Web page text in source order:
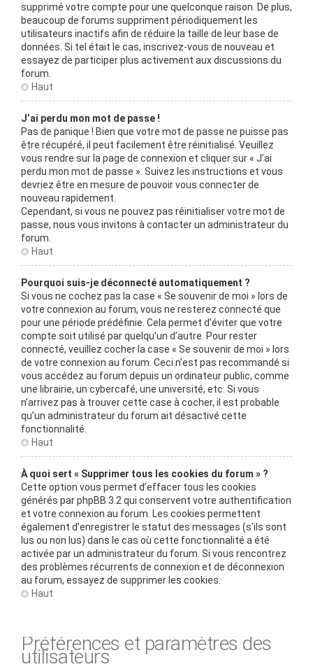
supprimé votre compte pour une quelconque raison. De plus,
beaucoup de forums suppriment périodiquement les
utilisateurs inactifs afin de réduire la taille de leur base de
données. Si tel était le cas, inscrivez-vous de nouveau et
essayez de participer plus activement aux discussions du
forum.
Haut
J’ai perdu mon mot de passe !
Pas de panique ! Bien que votre mot de passe ne puisse pas
être récupéré, il peut facilement être réinitialisé. Veuillez
vous rendre sur la page de connexion et cliquer sur « J’ai
perdu mon mot de passe ». Suivez les instructions et vous
devriez être en mesure de pouvoir vous connecter de
nouveau rapidement.
Cependant, si vous ne pouvez pas réinitialiser votre mot de
passe, nous vous invitons à contacter un administrateur du
forum.
Haut
Pourquoi suis-je déconnecté automatiquement ?
Si vous ne cochez pas la case « Se souvenir de moi » lors de
votre connexion au forum, vous ne resterez connecté que
pour une période prédéfinie. Cela permet d’éviter que votre
compte soit utilisé par quelqu’un d’autre. Pour rester
connecté, veuillez cocher la case « Se souvenir de moi » lors
de votre connexion au forum. Ceci n’est pas recommandé si
vous accédez au forum depuis un ordinateur public, comme
une librairie, un cybercafé, une université, etc. Si vous
n’arrivez pas à trouver cette case à cocher, il est probable
qu’un administrateur du forum ait désactivé cette
fonctionnalité.
Haut
À quoi sert « Supprimer tous les cookies du forum » ?
Cette option vous permet d’effacer tous les cookies
générés par phpBB 3.2 qui conservent votre authentification
et votre connexion au forum. Les cookies permettent
également d’enregistrer le statut des messages (s’ils sont
lus ou non lus) dans le cas où cette fonctionnalité a été
activée par un administrateur du forum. Si vous rencontrez
des problèmes récurrents de connexion et de déconnexion
au forum, essayez de supprimer les cookies.
Haut
Préférences et paramètres des
utilisateurs